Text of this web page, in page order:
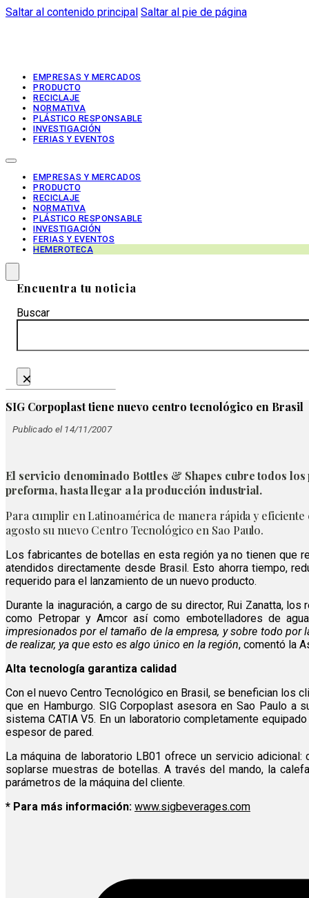
Saltar al contenido principal Saltar al pie de página
EMPRESAS Y MERCADOS
PRODUCTO
RECICLAJE
NORMATIVA
PLÁSTICO RESPONSABLE
INVESTIGACIÓN
FERIAS Y EVENTOS
EMPRESAS Y MERCADOS
PRODUCTO
RECICLAJE
NORMATIVA
PLÁSTICO RESPONSABLE
INVESTIGACIÓN
FERIAS Y EVENTOS
HEMEROTECA
Encuentra tu noticia
Buscar
×
SIG Corpoplast tiene nuevo centro tecnológico en Brasil
Publicado el 14/11/2007
El servicio denominado Bottles & Shapes cubre todos
preforma, hasta llegar a la producción industrial.
Para cumplir en Latinoamérica de manera rápida y
agosto su nuevo Centro Tecnológico en Sao Paulo.
Los fabricantes de botellas en esta región ya no tienen que
atendidos directamente desde Brasil. Esto ahorra tiempo,
requerido para el lanzamiento de un nuevo producto.
Durante la inaguración, a cargo de su director, Rui Zanatta,
como Petropar y Amcor así como embotelladores de
impresionados por el tamaño de la empresa, y sobre todo
de realizar, ya que esto es algo único en la región, comentó la
Alta tecnología garantiza calidad
Con el nuevo Centro Tecnológico en Brasil, se benefician los
que en Hamburgo. SIG Corpoplast asesora en Sao Paulo
sistema CATIA V5. En un laboratorio completamente
espesor de pared.
La máquina de laboratorio LB01 ofrece un servicio
soplarse muestras de botellas. A través del mando, la
parámetros de la máquina del cliente.
* Para más información: www.sigbeverages.com